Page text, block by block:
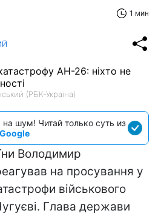
1 мин
(РБК-Україна)
шум! Читай только суть из
Володимир
на просування у
військового
Глава держави